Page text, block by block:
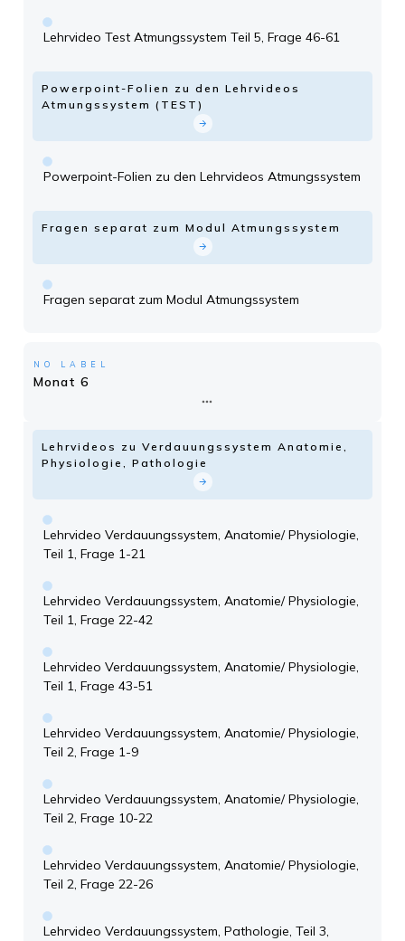
Lehrvideo Test Atmungssystem Teil 5, Frage 46-61
Powerpoint-Folien zu den Lehrvideos
Atmungssystem (TEST)
Powerpoint-Folien zu den Lehrvideos Atmungssystem
Fragen separat zum Modul Atmungssystem
Fragen separat zum Modul Atmungssystem
NO LABEL
Monat 6
Lehrvideos zu Verdauungssystem Anatomie,
Physiologie, Pathologie
Lehrvideo Verdauungssystem, Anatomie/ Physiologie,
Teil 1, Frage 1-21
Lehrvideo Verdauungssystem, Anatomie/ Physiologie,
Teil 1, Frage 22-42
Lehrvideo Verdauungssystem, Anatomie/ Physiologie,
Teil 1, Frage 43-51
Lehrvideo Verdauungssystem, Anatomie/ Physiologie,
Teil 2, Frage 1-9
Lehrvideo Verdauungssystem, Anatomie/ Physiologie,
Teil 2, Frage 10-22
Lehrvideo Verdauungssystem, Anatomie/ Physiologie,
Teil 2, Frage 22-26
Lehrvideo Verdauungssystem, Pathologie, Teil 3,